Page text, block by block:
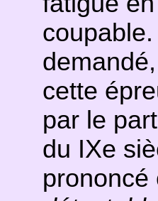
cette
par le
du IXe
prononcé